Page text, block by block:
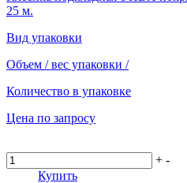
25 м.
Вид упаковки
Объем / вес упаковки /
Количество в упаковке
Цена по запросу
+ -
Купить